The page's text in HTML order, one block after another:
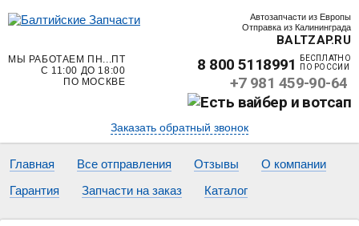
Автозапчасти из Европы
Отправка из Калининграда
BALTZAP.RU
МЫ РАБОТАЕМ ПН...ПТ
С 11:00 ДО 18:00
ПО МОСКВЕ
8 800 5118991
БЕСПЛАТНО
ПО РОССИИ
+7 981 459-90-64
Заказать обратный звонок
Главная Все отправления Отзывы
О компании
Гарантия
Запчасти на заказ Каталог